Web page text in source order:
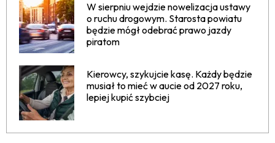
W sierpniu wejdzie nowelizacja ustawy
o ruchu drogowym. Starosta powiatu
będzie mógł odebrać prawo jazdy
piratom
Kierowcy, szykujcie kasę. Każdy będzie
musiał to mieć w aucie od 2027 roku,
lepiej kupić szybciej